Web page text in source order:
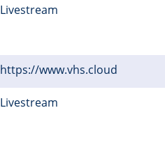
Livestream
https://www.vhs.cloud
Livestream